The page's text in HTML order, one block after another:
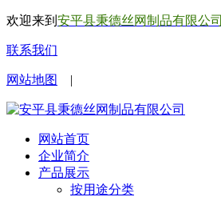
欢迎来到 安平县秉德丝网制品有限公司
联系我们
网站地图 |
网站首页
企业简介
产品展示
按用途分类